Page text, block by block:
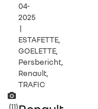
04-
2025
|
ESTAFETTE,
GOELETTE,
Persbericht,
Renault,
TRAFIC
(11)